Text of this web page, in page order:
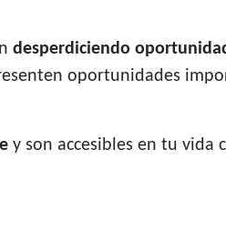
desperdiciendo
oportunidades
y son accesibles en tu vida